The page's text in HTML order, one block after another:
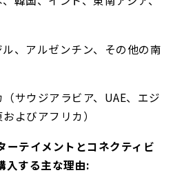
、アルゼンチン、その他の南
サウジアラビア、UAE、エジ
よびアフリカ）
ーテイメントとコネクティビ
入する主な理由: